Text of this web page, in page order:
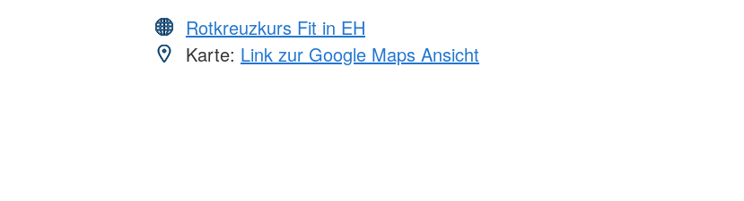
Rotkreuzkurs Fit in EH
Karte: Link zur Google Maps Ansicht